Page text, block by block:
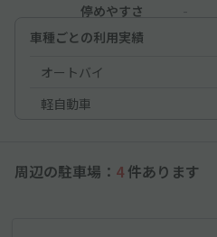
停めやすさ
車種ごとの利用実績
オートバイ
軽自動車
周辺の駐車場： 4 件あります